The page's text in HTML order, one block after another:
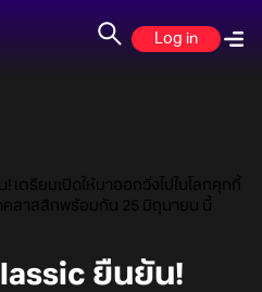
Log in
เตรียมเปิดให้มาออกวิ่งไปในโลกคุกกี้
ลาสสิกพร้อมกัน 25 มิถุนายน นี้
ยืนยัน!